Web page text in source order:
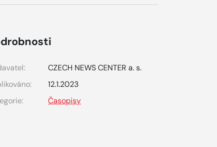
CZECH NEWS CENTER a. s.
12.1.2023
Časopisy